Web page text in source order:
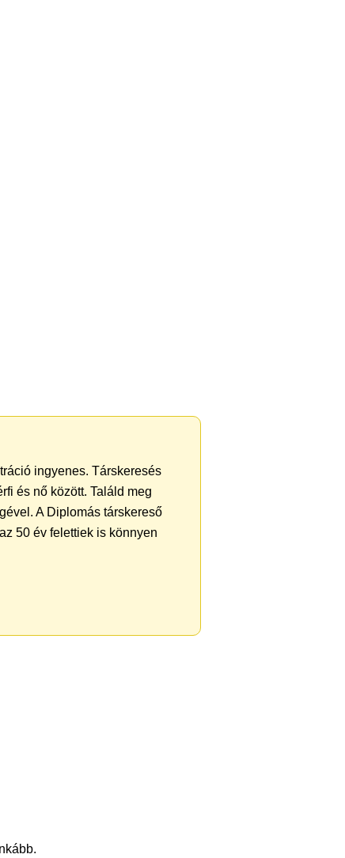
ingyenes. Társkeresés
és nő között. Találd meg
A Diplomás társkereső
50 év felettiek is könnyen